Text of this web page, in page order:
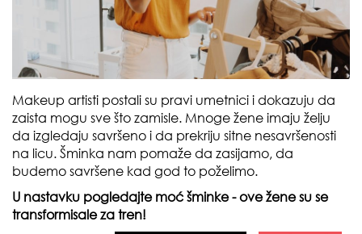
Makeup artisti postali su pravi umetnici i dokazuju da
zaista mogu sve što zamisle. Mnoge žene imaju želju
da izgledaju savršeno i da prekriju sitne nesavršenosti
na licu. Šminka nam pomaže da zasijamo, da
budemo savršene kad god to poželimo.
U nastavku pogledajte moć šminke - ove žene su se
transformisale za tren!